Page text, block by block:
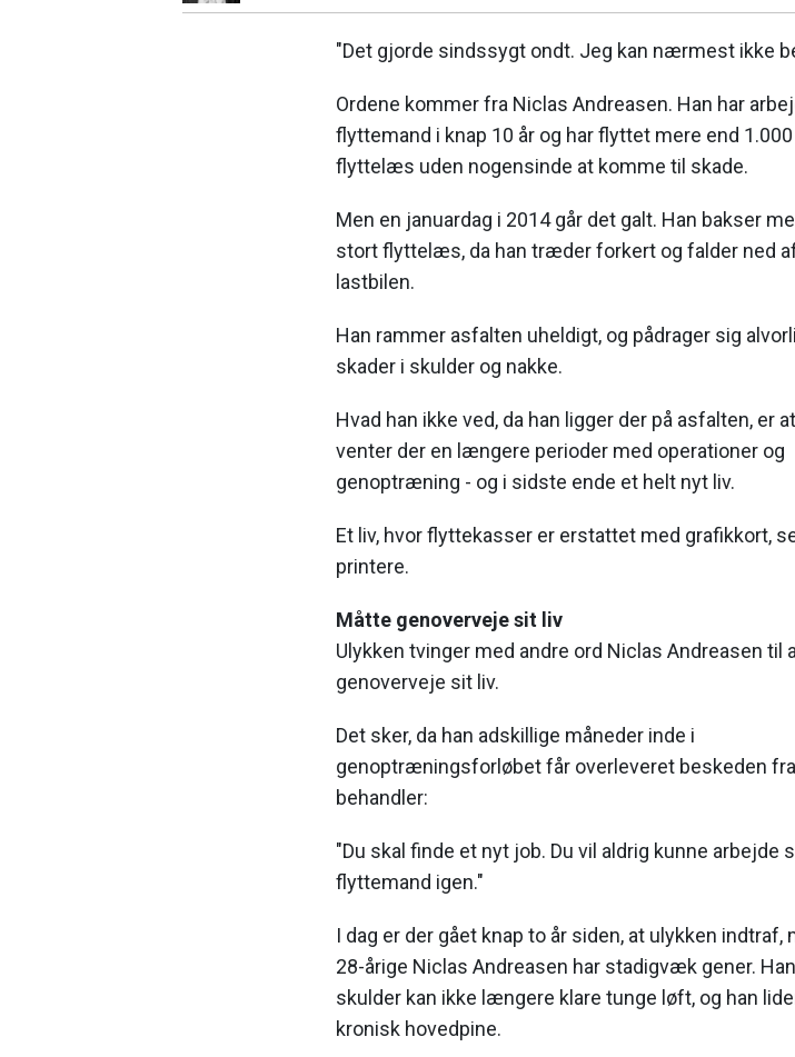
"Det gjorde sindssygt ondt. Jeg kan nærmest ikke
Ordene kommer fra Niclas Andreasen. Han har
flyttemand i knap 10 år og har flyttet mere end 1.000
flyttelæs uden nogensinde at komme til skade.
Men en januardag i 2014 går det galt. Han bakser
stort flyttelæs, da han træder forkert og falder ned
lastbilen.
Han rammer asfalten uheldigt, og pådrager sig
skader i skulder og nakke.
Hvad han ikke ved, da han ligger der på asfalten, er
venter der en længere perioder med operationer og
genoptræning - og i sidste ende et helt nyt liv.
Et liv, hvor flyttekasser er erstattet med grafikkort,
printere.
Måtte genoverveje sit liv
Ulykken tvinger med andre ord Niclas Andreasen til
genoverveje sit liv.
Det sker, da han adskillige måneder inde i
genoptræningsforløbet får overleveret beskeden
behandler:
"Du skal finde et nyt job. Du vil aldrig kunne arbejde
flyttemand igen."
I dag er der gået knap to år siden, at ulykken indtraf,
28-årige Niclas Andreasen har stadigvæk gener.
skulder kan ikke længere klare tunge løft, og han
kronisk hovedpine.